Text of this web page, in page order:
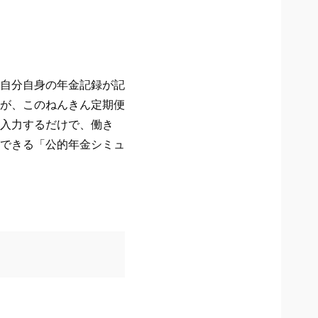
分自身の年金記録が記
、このねんきん定期便
力するだけで、働き
きる「公的年金シミュ